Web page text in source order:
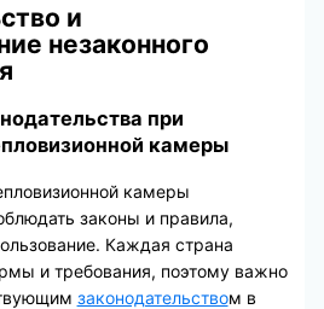
и
незаконного
при
камеры
камеры
законы и правила,
Каждая страна
и требования, поэтому важно
законодательством в